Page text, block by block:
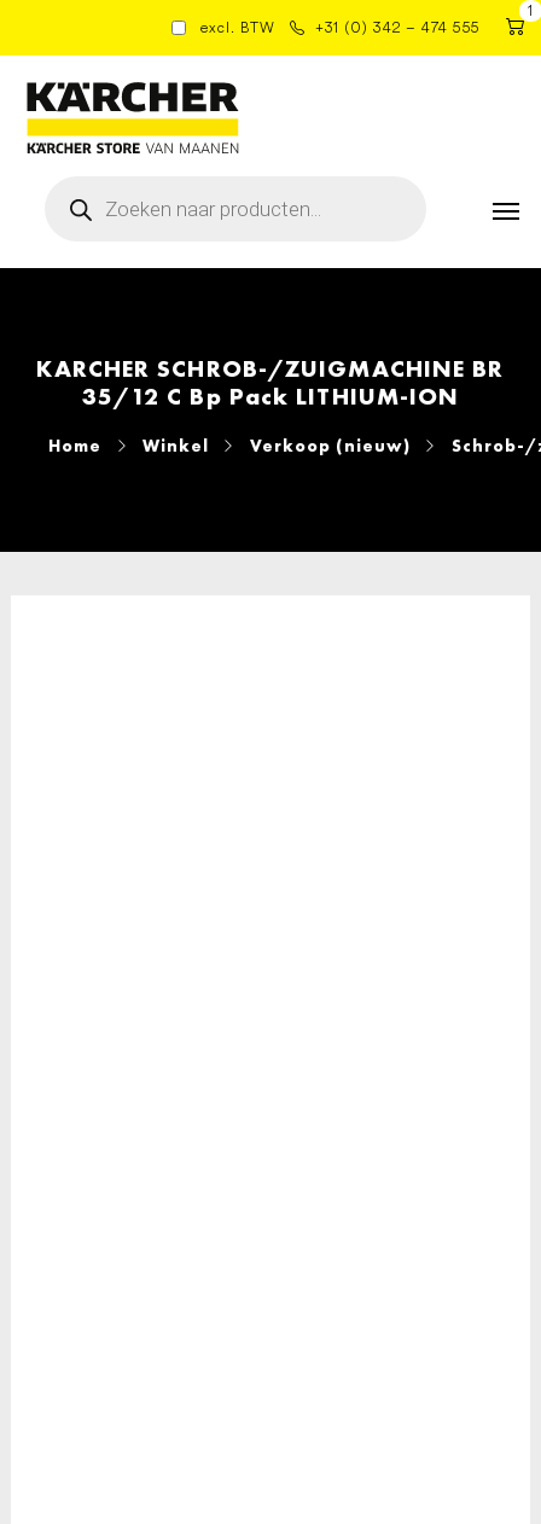
excl. BTW +31 (0) 342 – 474 555
1
zoeken
KARCHER SCHROB-/ZUIGMACHINE BR
35/12 C Bp Pack LITHIUM-ION
Home Winkel Verkoop (nieuw) Schrob-/